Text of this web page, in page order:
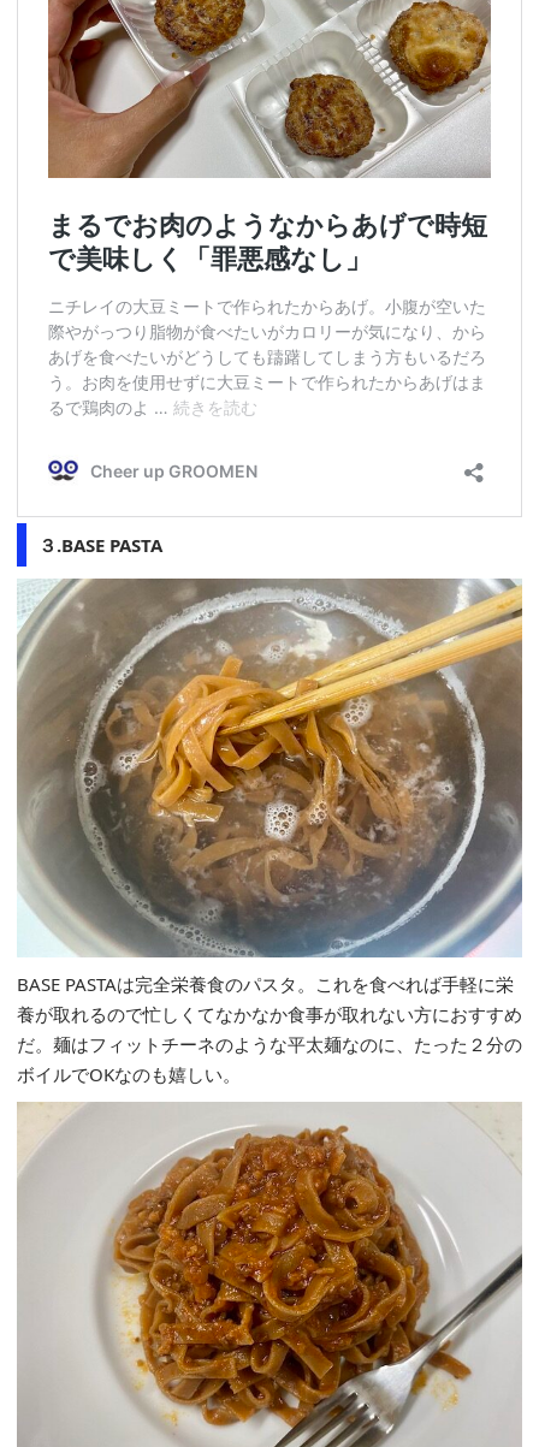
３.BASE PASTA
BASE PASTAは完全栄養食のパスタ。これを食べれば手軽に栄
養が取れるので忙しくてなかなか食事が取れない方におすすめ
だ。麺はフィットチーネのような平太麺なのに、たった２分の
ボイルでOKなのも嬉しい。